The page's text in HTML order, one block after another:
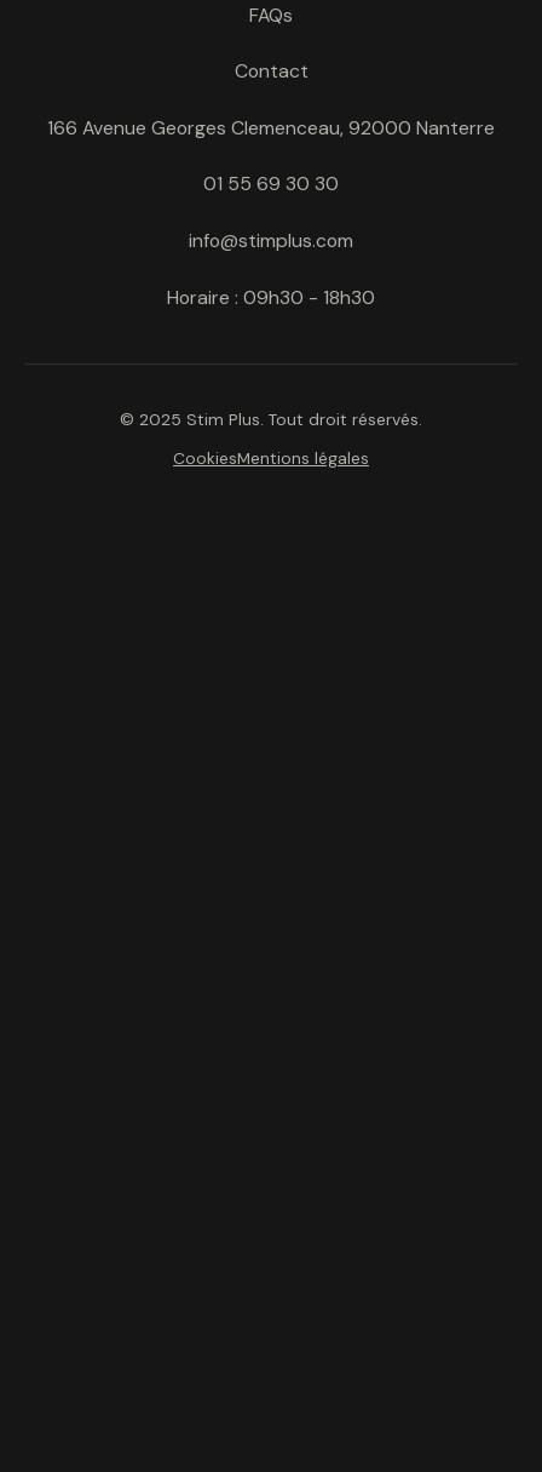
FAQs
Contact
166 Avenue Georges Clemenceau, 92000 Nanterre
01 55 69 30 30
info@stimplus.com
Horaire : 09h30 - 18h30
© 2025 Stim Plus. Tout droit réservés.
CookiesMentions légales